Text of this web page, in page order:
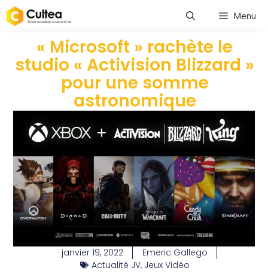
Menu
« Microsoft » rachète le
studio « Activision Blizzard »
pour une somme
astronomique
janvier 19, 2022
Emeric Gallego
Actualité JV, Jeux Vidéo